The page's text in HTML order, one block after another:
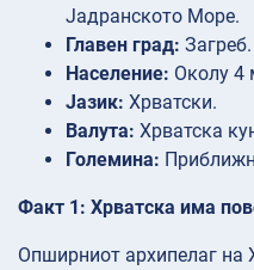
Јадранското Море.
Главен град: Загреб.
Население: Околу 4
Јазик: Хрватски.
Валута: Хрватска
Големина:
Факт 1: Хрватска има
Опширниот архипелаг на